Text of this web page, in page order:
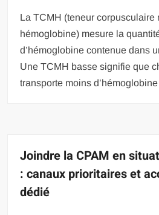
La TCMH (teneur corpusculaire
hémoglobine) mesure la
d’hémoglobine contenue dans
Une TCMH basse signifie que
transporte moins
Joindre la CPAM en
: canaux prioritaires et
dédié